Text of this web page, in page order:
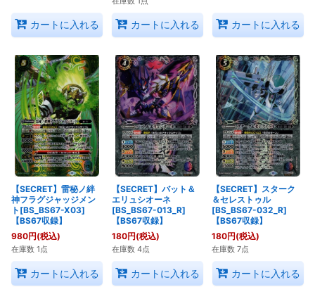
カートに入れる カートに入れる カートに入れる
【SECRET】雷秘ノ絆
神フラグジャッジメン
ト[BS_BS67-X03]
【BS67収録】
980円(税込)
在庫数 1点
カートに入れる
【SECRET】バット＆
エリュシオーネ
[BS_BS67-013_R]
【BS67収録】
180円(税込)
在庫数 4点
カートに入れる
【SECRET】スターク
＆セレストゥル
[BS_BS67-032_R]
【BS67収録】
180円(税込)
在庫数 7点
カートに入れる